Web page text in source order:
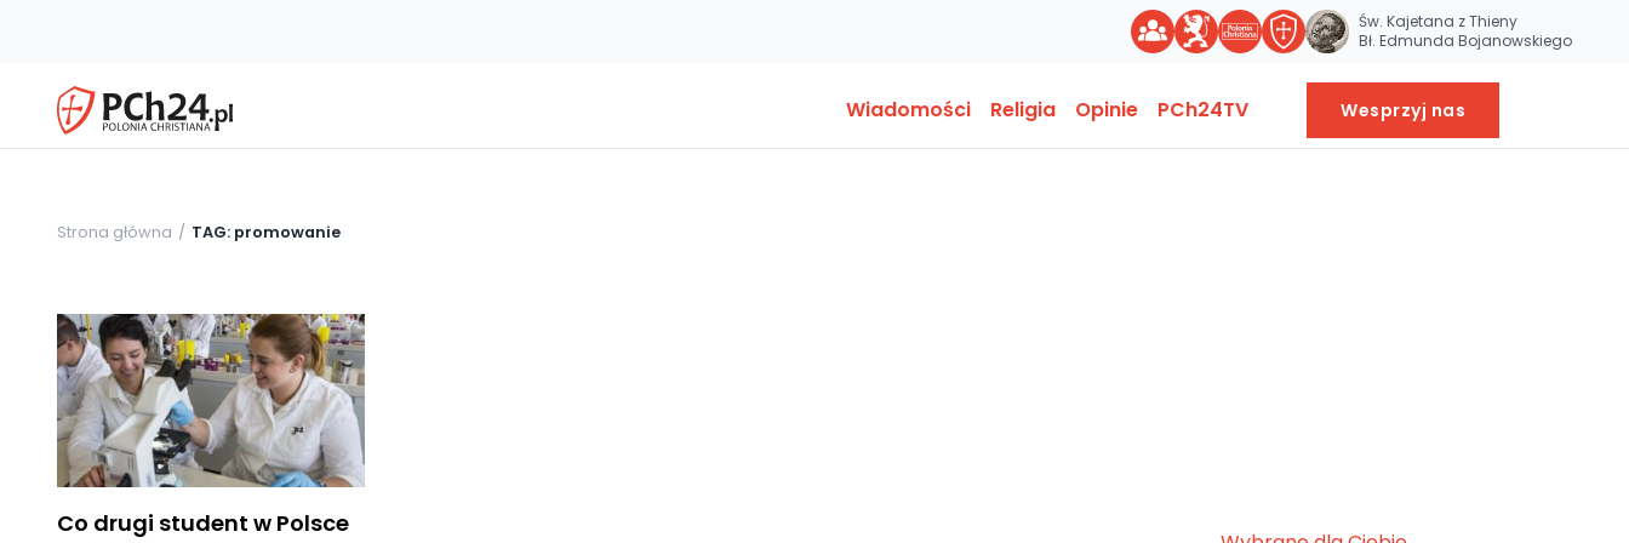
Św. Kajetana z Thieny
Bł. Edmunda Bojanowskiego
Wiadomości Religia Opinie PCh24TV Wesprzyj nas
Strona główna TAG: promowanie
Co drugi student w Polsce